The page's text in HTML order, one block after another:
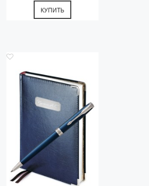
КУПИТЬ